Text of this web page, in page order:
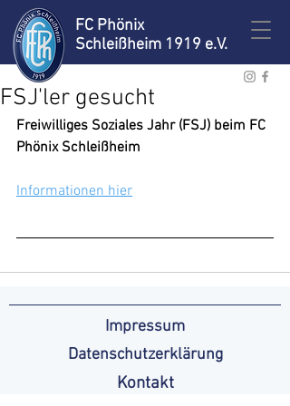
FC Phönix
Schleißheim 1919 e.V.
FSJ'ler gesucht
Freiwilliges Soziales Jahr (FSJ) beim FC
Phönix Schleißheim
Informationen hier
Impressum
Datenschutzerklärung
Kontakt